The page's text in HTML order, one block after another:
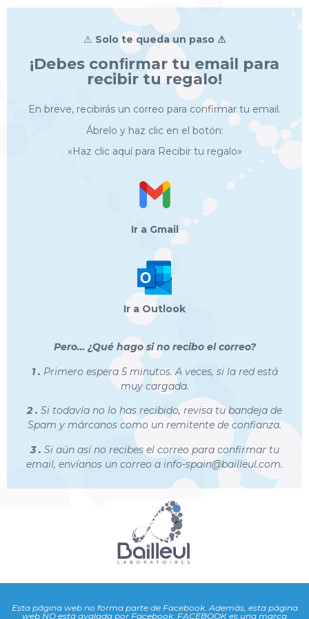
⚠ Solo te queda un paso ⚠
¡Debes conﬁrmar tu email para
recibir tu regalo!
En breve, recibirás un correo para confirmar tu email.
Ábrelo y haz clic en el botón:
«Haz clic aquí para Recibir tu regalo»
Ir a Gmail
Ir a Outlook
Pero… ¿Qué hago si no recibo el correo?
1 . Primero espera 5 minutos. A veces, si la red está
muy cargada.
2 . Si todavía no lo has recibido, revisa tu bandeja de
Spam y márcanos como un remitente de confianza.
3 . Si aún así no recibes el correo para confirmar tu
email, envíanos un correo a info-spain@bailleul.com.
Esta página web no forma parte de Facebook. Además, esta página
web NO está avalada por Facebook. FACEBOOK es una marca